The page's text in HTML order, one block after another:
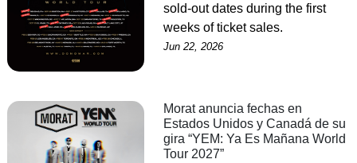
sold-out dates during the first
weeks of ticket sales.
Jun 22, 2026
Morat anuncia fechas en
Estados Unidos y Canadá de su
gira “YEM: Ya Es Mañana World
Tour 2027”